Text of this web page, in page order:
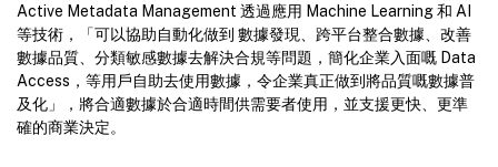
Active Metadata Management 透過應用 Machine Learning 和 AI
等技術，「可以協助自動化做到 數據發現、跨平台整合數據、改善
數據品質、分類敏感數據去解決合規等問題，簡化企業入面嘅 Data
Access，等用戶自助去使用數據，令企業真正做到將品質嘅數據普
及化」，將合適數據於合適時間供需要者使用，並支援更快、更準
確的商業決定。